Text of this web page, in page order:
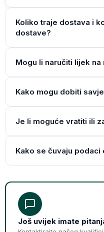
Koliko traje dostava i
dostave?
Mogu li naručiti lijek
Kako mogu dobiti
Je li moguće vratiti ili
Kako se čuvaju podaci
Još uvijek imate